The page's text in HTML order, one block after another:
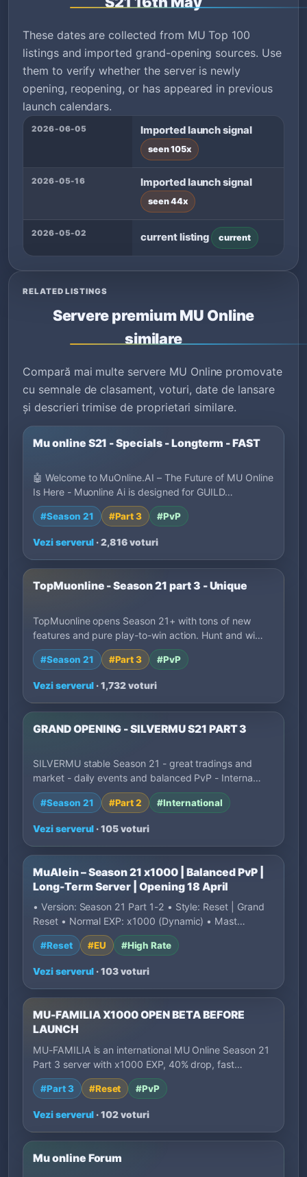
These dates are collected from MU Top 100
listings and imported grand-opening sources. Use
them to verify whether the server is newly
opening, reopening, or has appeared in previous
launch calendars.
2026-06-05 Imported launch signal
seen 105x
2026-05-16 Imported launch signal
seen 44x
2026-05-02 current listing current
RELATED LISTINGS
Servere premium MU Online
similare
Compară mai multe servere MU Online promovate
cu semnale de clasament, voturi, date de lansare
și descrieri trimise de proprietari similare.
Mu online S21 - Specials - Longterm - FAST
🤖 Welcome to MuOnline.AI – The Future of MU Online
Is Here - Muonline Ai is designed for GUILD…
#Season 21 #Part 3 #PvP
Vezi serverul · 2,816 voturi
TopMuonline - Season 21 part 3 - Unique
TopMuonline opens Season 21+ with tons of new
features and pure play-to-win action. Hunt and wi…
#Season 21 #Part 3 #PvP
Vezi serverul · 1,732 voturi
GRAND OPENING - SILVERMU S21 PART 3
SILVERMU stable Season 21 - great tradings and
market - daily events and balanced PvP - Interna…
#Season 21 #Part 2 #International
Vezi serverul · 105 voturi
MuAlein – Season 21 x1000 | Balanced PvP |
Long-Term Server | Opening 18 April
• Version: Season 21 Part 1-2 • Style: Reset | Grand
Reset • Normal EXP: x1000 (Dynamic) • Mast…
#Reset #EU #High Rate
Vezi serverul · 103 voturi
MU-FAMILIA X1000 OPEN BETA BEFORE
LAUNCH
MU-FAMILIA is an international MU Online Season 21
Part 3 server with x1000 EXP, 40% drop, fast…
#Part 3 #Reset #PvP
Vezi serverul · 102 voturi
Mu online Forum